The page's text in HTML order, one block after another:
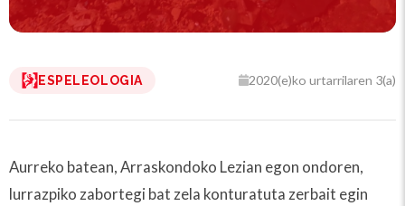
ESPELEOLOGIA 2020(e)ko urtarrilaren 3(a)
Aurreko batean, Arraskondoko Lezian egon ondoren,
lurrazpiko zabortegi bat zela konturatuta zerbait egin